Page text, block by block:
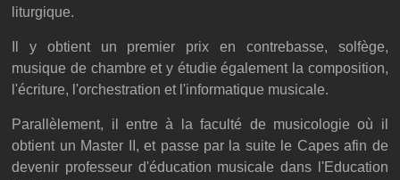
liturgique.
Il y obtient un premier prix en contrebasse, solfège,
musique de chambre et y étudie également la composition,
l'écriture, l'orchestration et l'informatique musicale.
Parallèlement, il entre à la faculté de musicologie où il
obtient un Master II, et passe par la suite le Capes afin de
devenir professeur d'éducation musicale dans l'Education